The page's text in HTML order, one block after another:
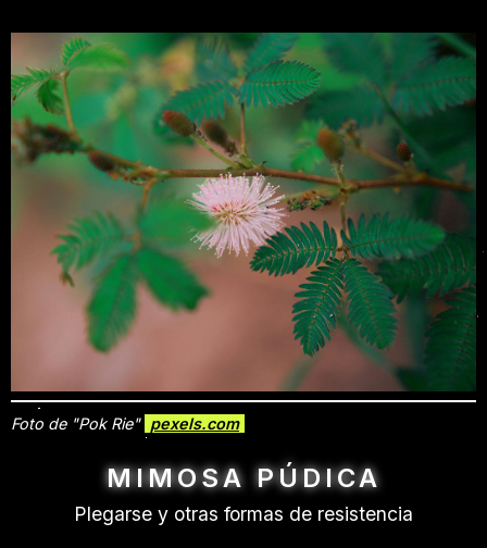
Foto de "Pok Rie" pexels.com
MIMOSA PÚDICA
Plegarse y otras formas de resistencia